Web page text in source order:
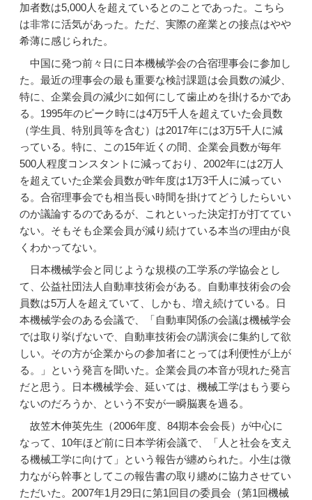
加者数は5,000人を超えているとのことであった。こちら
は非常に活気があった。ただ、実際の産業との接点はやや
希薄に感じられた。
中国に発つ前々日に日本機械学会の合宿理事会に参加し
た。最近の理事会の最も重要な検討課題は会員数の減少、
特に、企業会員の減少に如何にして歯止めを掛けるかであ
る。1995年のピーク時には4万5千人を超えていた会員数
（学生員、特別員等を含む）は2017年には3万5千人に減
っている。特に、この15年近くの間、企業会員数が毎年
500人程度コンスタントに減っており、2002年には2万人
を超えていた企業会員数が昨年度は1万3千人に減ってい
る。合宿理事会でも相当長い時間を掛けてどうしたらいい
のか議論するのであるが、これといった決定打が打ててい
ない。そもそも企業会員が減り続けている本当の理由が良
くわかってない。
日本機械学会と同じような規模の工学系の学協会とし
て、公益社団法人自動車技術会がある。自動車技術会の会
員数は5万人を超えていて、しかも、増え続けている。日
本機械学会のある会議で、「自動車関係の会議は機械学会
では取り挙げないで、自動車技術会の講演会に集約して欲
しい。その方が企業からの参加者にとっては利便性が上が
る。」という発言を聞いた。企業会員の本音が現れた発言
だと思う。日本機械学会、延いては、機械工学はもう要ら
ないのだろうか、という不安が一瞬脳裏を過る。
故笠木伸英先生（2006年度、84期本会会長）が中心に
なって、10年ほど前に日本学術会議で、「人と社会を支え
る機械工学に向けて」という報告が纏められた。小生は微
力ながら幹事としてこの報告書の取り纏めに協力させてい
ただいた。2007年1月29日に第1回目の委員会（第1回機械